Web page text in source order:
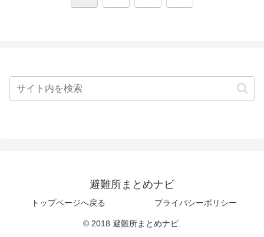
避難所まとめナビ
トップページへ戻る プライバシーポリシー
© 2018 避難所まとめナビ.